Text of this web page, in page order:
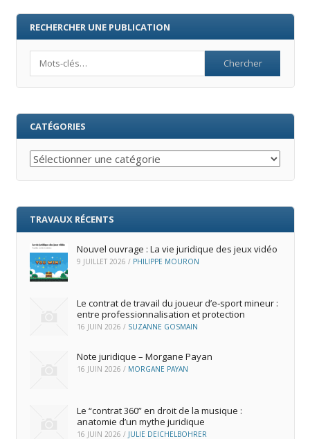
RECHERCHER UNE PUBLICATION
CATÉGORIES
Catégories
TRAVAUX RÉCENTS
Nouvel ouvrage : La vie juridique des jeux vidéo
9 JUILLET 2026 / PHILIPPE MOURON
Le contrat de travail du joueur d’e‑sport mineur :
entre professionnalisation et protection
16 JUIN 2026 / SUZANNE GOSMAIN
Note juridique – Morgane Payan
16 JUIN 2026 / MORGANE PAYAN
Le “contrat 360” en droit de la musique :
anatomie d’un mythe juridique
16 JUIN 2026 / JULIE DEICHELBOHRER